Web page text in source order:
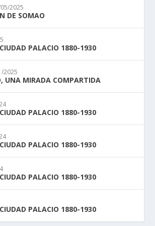
2025
DE SOMAO
PALACIO 1880-1930
2025
UNA MIRADA COMPARTIDA
PALACIO 1880-1930
PALACIO 1880-1930
PALACIO 1880-1930
PALACIO 1880-1930